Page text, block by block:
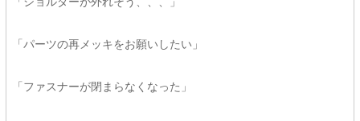
「パーツの再メッキをお願いしたい」
「ファスナーが閉まらなくなった」